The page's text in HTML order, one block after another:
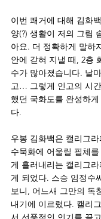
이번 쾌거에 대해 김화
양(?) 생활이 저의 그림
아요. 더 정확하게 말하
안에 갇혀 지낼 때, 2층
수가 많아졌습니다. 날
고… 그렇게 인고의 시
했던 국화도를 완성하
다.
우봉 김화백은 캘리그
수묵화에 어울릴 필체
게 흘러내리는 캘리그
게 되었다. 스승 임정수
보니, 어느새 그만의 독
내기에 이르렀다. 캘리